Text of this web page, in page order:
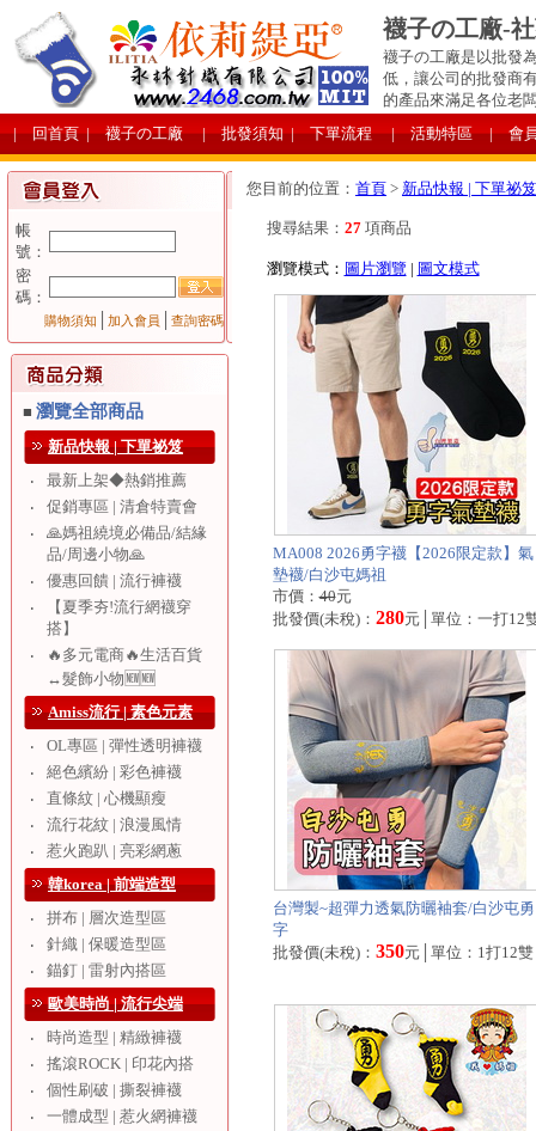
襪子の工廠-
襪子の工廠是以批發
低，讓公司的批發商
的產品來滿足各位老
| 回首頁 | 襪子の工廠 | 批發須知 | 下單流程 | 活動特區 | 會
帳
號：
密
碼：
購物須知 加入會員 查詢密碼
■ 瀏覽全部商品
新品快報 | 下單祕笈
‧
最新上架◆熱銷推薦
‧
促銷專區 | 清倉特賣會
‧
🙏媽祖繞境必備品/結緣
品/周邊小物🙏
‧
優惠回饋 | 流行褲襪
‧
【夏季夯!流行網襪穿
搭】
‧
🔥多元電商🔥生活百貨
↔️髮飾小物🆕🆕
Amiss流行 | 素色元素
‧
OL專區 | 彈性透明褲襪
‧
絕色繽紛 | 彩色褲襪
‧
直條紋 | 心機顯瘦
‧
流行花紋 | 浪漫風情
‧
惹火跑趴 | 亮彩網蔥
韓korea | 前端造型
‧
拼布 | 層次造型區
‧
針織 | 保暖造型區
‧
錨釘 | 雷射內搭區
歐美時尚 | 流行尖端
‧
時尚造型 | 精緻褲襪
‧
搖滾ROCK | 印花內搭
‧
個性刷破 | 撕裂褲襪
‧
一體成型 | 惹火網褲襪
您目前的位置： 首頁 > 新品快報 | 下單祕笈
搜尋結果： 27項商品
瀏覽模式： 圖片瀏覽| 圖文模式
MA008 2026勇字襪【2026限定款】氣
墊襪/白沙屯媽祖
市價：40元
批發價(未稅)： 280元│單位：一打12
台灣製~超彈力透氣防曬袖套/白沙屯勇
字
批發價(未稅)： 350元│單位：1打12雙